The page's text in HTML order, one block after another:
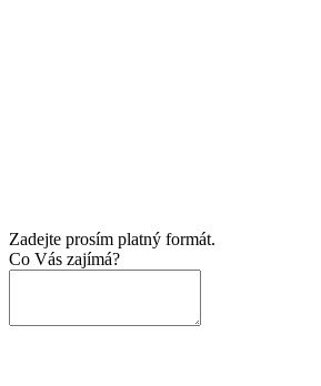
Zadejte prosím platný formát.
Co Vás zajímá?